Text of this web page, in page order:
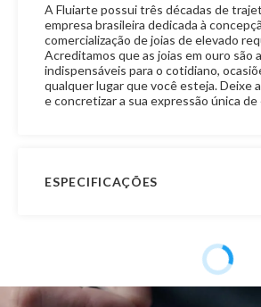
A Fluiarte possui três décadas de
empresa brasileira dedicada à
comercialização de joias de elevado
Acreditamos que as joias em ouro são
indispensáveis para o cotidiano,
qualquer lugar que você esteja. Deixe
e concretizar a sua expressão única
ESPECIFICAÇÕES
Fabricação
12 meses